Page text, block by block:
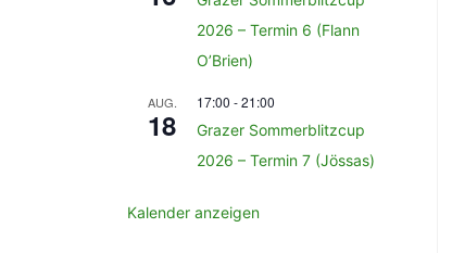
2026 – Termin 6 (Flann
O’Brien)
AUG.
18
17:00 -21:00
Grazer Sommerblitzcup
2026 – Termin 7 (Jössas)
Kalender anzeigen